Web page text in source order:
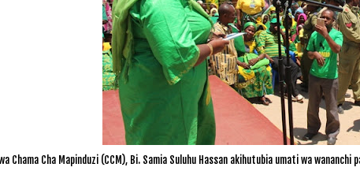
Chama Cha Mapinduzi (CCM), Bi. Samia Suluhu Hassan akihutubia umati wa wananchi